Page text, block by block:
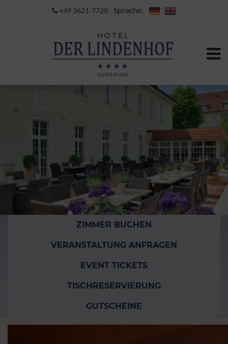
+49 3621-7720 Sprache:
ZIMMER BUCHEN
VERANSTALTUNG ANFRAGEN
EVENT TICKETS
TISCHRESERVIERUNG
GUTSCHEINE